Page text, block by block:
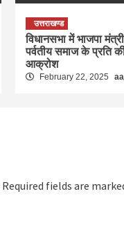
उत्तराखण्ड
विधानसभा में भाजपा
पर्वतीय समाज के प्रति
आक्रोश
February 22, 2025
Required fields are